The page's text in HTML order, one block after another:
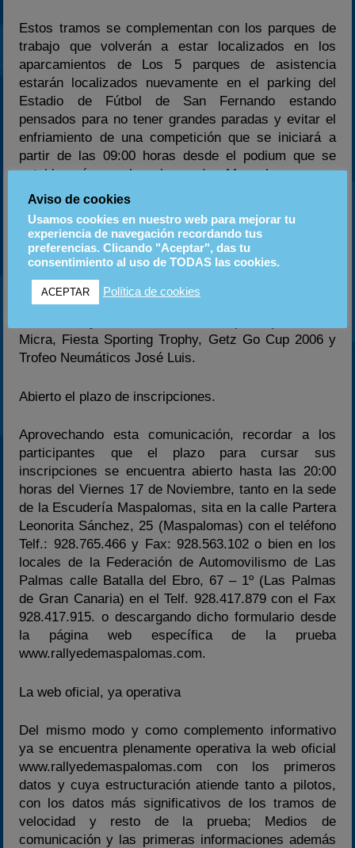
Estos tramos se complementan con los parques de
trabajo que volverán a estar localizados en los
aparcamientos de Los 5 parques de asistencia
estarán localizados nuevamente en el parking del
Estadio de Fútbol de San Fernando estando
pensados para no tener grandes paradas y evitar el
enfriamiento de una competición que se iniciará a
partir de las 09:00 horas desde el podium que se
establecerá en la plaza de Maspalomas con
finalización del rallye a partir de las 19:45 en el
Esta “33º edición del Rallye de Maspalomas” es
valedera para el Campeonato de Rallies de Canarias,
con coeficiente 10; Campeonato de Rallies de Las
Palmas, con coeficiente 10, Desafío Peugeot
Micra, Fiesta Sporting Trophy, Getz Go Cup 2006 y
Trofeo Neumáticos José Luis.
Abierto el plazo de inscripciones.
Aprovechando esta comunicación, recordar a los
participantes que el plazo para cursar sus
inscripciones se encuentra abierto hasta las 20:00
horas del Viernes 17 de Noviembre, tanto en la sede
de la Escudería Maspalomas, sita en la calle Partera
Leonorita Sánchez, 25 (Maspalomas) con el teléfono
Telf.: 928.765.466 y Fax: 928.563.102 o bien en los
locales de la Federación de Automovilismo de Las
Palmas calle Batalla del Ebro, 67 – 1º (Las Palmas
de Gran Canaria) en el Telf. 928.417.879 con el Fax
928.417.915. o descargando dicho formulario desde
la página web específica de la prueba
www.rallyedemaspalomas.com.
La web oficial, ya operativa
Del mismo modo y como complemento informativo
ya se encuentra plenamente operativa la web oficial
www.rallyedemaspalomas.com con los primeros
datos y cuya estructuración atiende tanto a pilotos,
con los datos más significativos de los tramos de
velocidad y resto de la prueba; Medios de
comunicación y las primeras informaciones además
Aviso de cookies
Usamos cookies en nuestro web para mejorar tu
experiencia de navegación recordando tus
preferencias. Clicando "Aceptar", das tu
consentimiento al uso de TODAS las cookies.
ACEPTAR Política de cookies